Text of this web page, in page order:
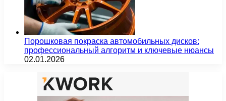
Порошковая покраска автомобильных дисков:
профессиональный алгоритм и ключевые нюансы
02.01.2026